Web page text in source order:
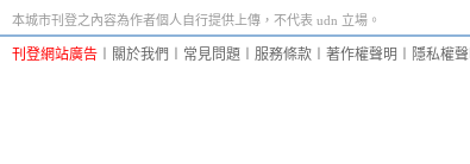
本城市刊登之內容為作者個人自行提供上傳，不代表 udn 立場。
刊登網站廣告 關於我們 常見問題 服務條款 著作權聲明 隱私權